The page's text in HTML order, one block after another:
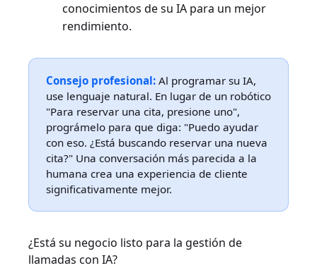
conocimientos de su IA para un mejor
rendimiento.
Consejo profesional: Al programar su IA,
use lenguaje natural. En lugar de un robótico
"Para reservar una cita, presione uno",
prográmelo para que diga: "Puedo ayudar
con eso. ¿Está buscando reservar una nueva
cita?" Una conversación más parecida a la
humana crea una experiencia de cliente
significativamente mejor.
¿Está su negocio listo para la gestión de
llamadas con IA?